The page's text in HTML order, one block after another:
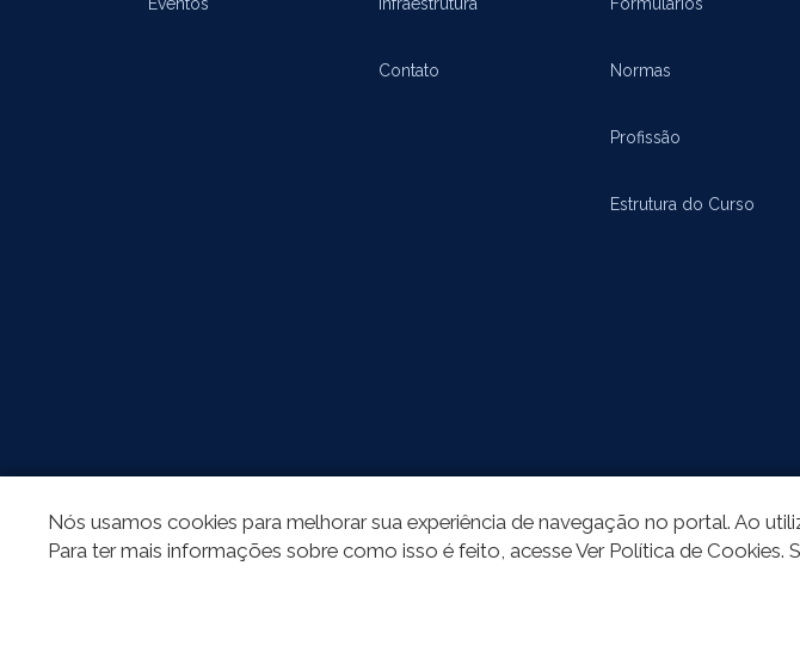
Contato Normas
Profissão
Estrutura do Curso
REDES SOCIAIS
Nós usamos cookies para melhorar sua experiência de navegação no portal. Ao
Para ter mais informações sobre como isso é feito, acesse Ver Política de Cookies.